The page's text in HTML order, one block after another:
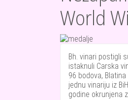
World
Bh. vinari postigli
istaknuli Carska
96 bodova,
jednu vinariju iz
godine okrunjena